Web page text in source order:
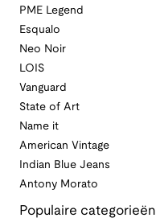
PME Legend
Esqualo
Neo Noir
LOIS
Vanguard
State of Art
Name it
American Vintage
Indian Blue Jeans
Antony Morato
Populaire categorieën